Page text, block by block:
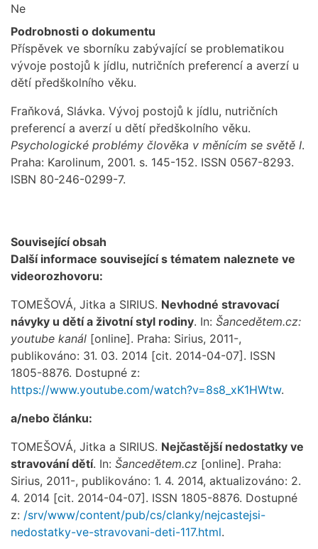
Ne
Podrobnosti o dokumentu
Příspěvek ve sborníku zabývající se problematikou
vývoje postojů k jídlu, nutričních preferencí a averzí u
dětí předškolního věku.
Fraňková, Slávka. Vývoj postojů k jídlu, nutričních
preferencí a averzí u dětí předškolního věku.
Psychologické problémy člověka v měnícím se světě I.
Praha: Karolinum, 2001. s. 145-152. ISSN 0567-8293.
ISBN 80-246-0299-7.
Související obsah
Další informace související s tématem naleznete ve
videorozhovoru:
TOMEŠOVÁ, Jitka a SIRIUS. Nevhodné stravovací
návyky u dětí a životní styl rodiny. In: Šancedětem.cz:
youtube kanál [online]. Praha: Sirius, 2011-,
publikováno: 31. 03. 2014 [cit. 2014-04-07]. ISSN
1805-8876. Dostupné z:
https://www.youtube.com/watch?v=8s8_xK1HWtw.
a/nebo článku:
TOMEŠOVÁ, Jitka a SIRIUS. Nejčastější nedostatky ve
stravování dětí. In: Šancedětem.cz [online]. Praha:
Sirius, 2011-, publikováno: 1. 4. 2014, aktualizováno: 2.
4. 2014 [cit. 2014-04-07]. ISSN 1805-8876. Dostupné
z: /srv/www/content/pub/cs/clanky/nejcastejsi-
nedostatky-ve-stravovani-deti-117.html.